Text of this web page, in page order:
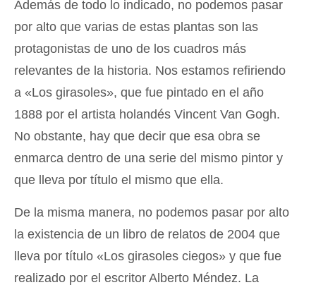
Además de todo lo indicado, no podemos pasar
por alto que varias de estas plantas son las
protagonistas de uno de los cuadros más
relevantes de la historia. Nos estamos refiriendo
a «Los girasoles», que fue pintado en el año
1888 por el artista holandés Vincent Van Gogh.
No obstante, hay que decir que esa obra se
enmarca dentro de una serie del mismo pintor y
que lleva por título el mismo que ella.
De la misma manera, no podemos pasar por alto
la existencia de un libro de relatos de 2004 que
lleva por título «Los girasoles ciegos» y que fue
realizado por el escritor Alberto Méndez. La